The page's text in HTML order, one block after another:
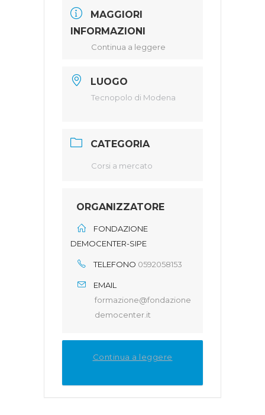
MAGGIORI
INFORMAZIONI
Continua a leggere
LUOGO
Tecnopolo di Modena
CATEGORIA
Corsi a mercato
ORGANIZZATORE
FONDAZIONE
DEMOCENTER-SIPE
TELEFONO 0592058153
EMAIL
formazione@fondazione
democenter.it
Continua a leggere